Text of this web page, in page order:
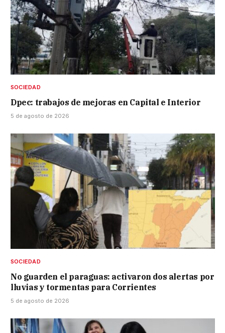
SOCIEDAD
Dpec: trabajos de mejoras en Capital e Interior
5 de agosto de 2026
SOCIEDAD
No guarden el paraguas: activaron dos alertas por
lluvias y tormentas para Corrientes
5 de agosto de 2026